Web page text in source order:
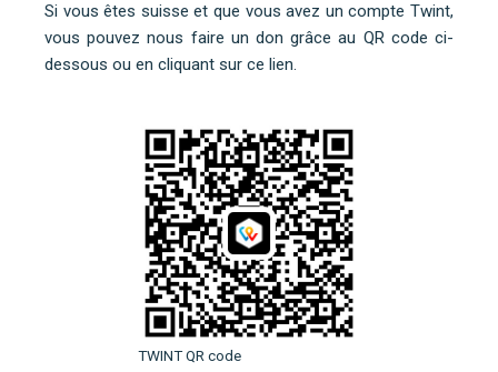
Si vous êtes suisse et que vous avez un compte Twint,
vous pouvez nous faire un don grâce au QR code ci-
dessous ou en cliquant sur ce lien.
TWINT QR code